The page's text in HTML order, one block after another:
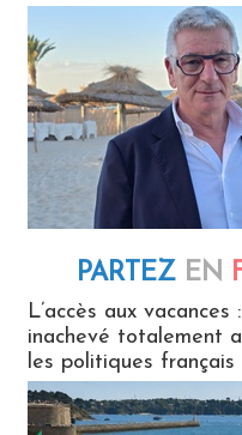
PARTEZ EN
L’accès aux vacances
inachevé totalement
les politiques français